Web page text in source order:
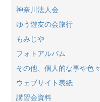
神奈川法人会
ゆう遊友の会旅行
もみじや
フォトアルバム
その他、個人的な事や色々
ウェブサイト表紙
講習会資料